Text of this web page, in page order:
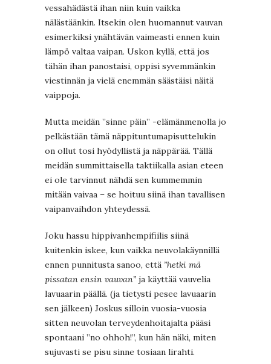
vessahädästä ihan niin kuin vaikka
nälästäänkin. Itsekin olen huomannut vauvan
esimerkiksi ynähtävän vaimeasti ennen kuin
lämpö valtaa vaipan. Uskon kyllä, että jos
tähän ihan panostaisi, oppisi syvemmänkin
viestinnän ja vielä enemmän säästäisi näitä
vaippoja.
Mutta meidän ”sinne päin” -elämänmenolla jo
pelkästään tämä näppituntumapisuttelukin
on ollut tosi hyödyllistä ja näppärää. Tällä
meidän summittaisella taktiikalla asian eteen
ei ole tarvinnut nähdä sen kummemmin
mitään vaivaa – se hoituu siinä ihan tavallisen
vaipanvaihdon yhteydessä.
Joku hassu hippivanhempifiilis siinä
kuitenkin iskee, kun vaikka neuvolakäynnillä
ennen punnitusta sanoo, että ”hetki mä
pissatan ensin vauvan” ja käyttää vauvelia
lavuaarin päällä. (ja tietysti pesee lavuaarin
sen jälkeen) Joskus silloin vuosia-vuosia
sitten neuvolan terveydenhoitajalta pääsi
spontaani ”no ohhoh!”, kun hän näki, miten
sujuvasti se pisu sinne tosiaan lirahti.